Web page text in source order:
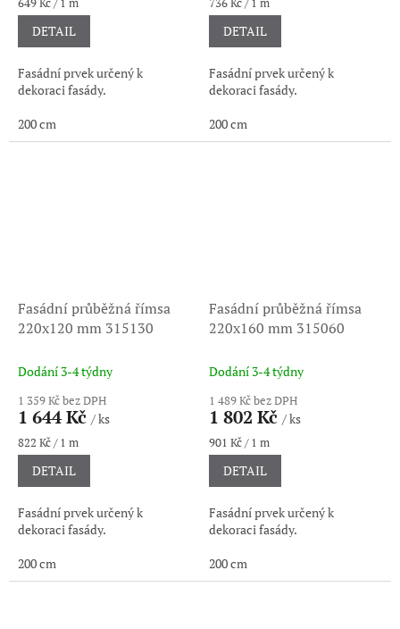
cena:
DETAIL
Fasádní prvek určený k
dekoraci fasády.
200 cm
cena:
DETAIL
Fasádní prvek určený k
dekoraci fasády.
200 cm
Fasádní průběžná římsa
220x120 mm 315130
Dodání 3-4 týdny
1 359 Kč bez DPH
1 644 Kč / ks
Měrná
cena:
822 Kč / 1 m
DETAIL
Fasádní prvek určený k
dekoraci fasády.
200 cm
Fasádní průběžná římsa
220x160 mm 315060
Dodání 3-4 týdny
1 489 Kč bez DPH
1 802 Kč / ks
Měrná
cena:
901 Kč / 1 m
DETAIL
Fasádní prvek určený k
dekoraci fasády.
200 cm